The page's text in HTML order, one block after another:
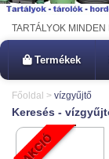
TARTÁLYOK MINDEN
Termékek
Főoldal > vízgyűjtő
Keresés -